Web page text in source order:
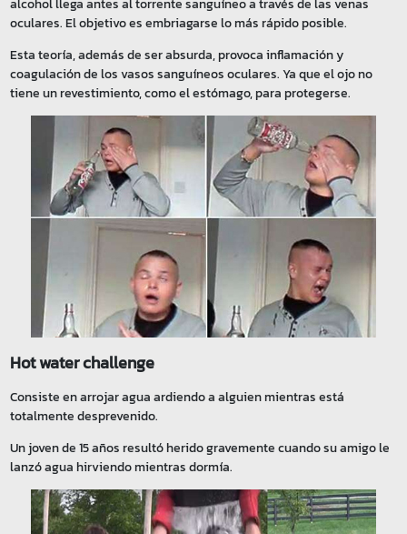
oculares. El objetivo es embriagarse lo más rápido posible.
Esta teoría, además de ser absurda, provoca inflamación y
coagulación de los vasos sanguíneos oculares. Ya que el ojo no
tiene un revestimiento, como el estómago, para protegerse.
Hot water challenge
Consiste en arrojar agua ardiendo a alguien mientras está
totalmente desprevenido.
Un joven de 15 años resultó herido gravemente cuando su amigo le
lanzó agua hirviendo mientras dormía.